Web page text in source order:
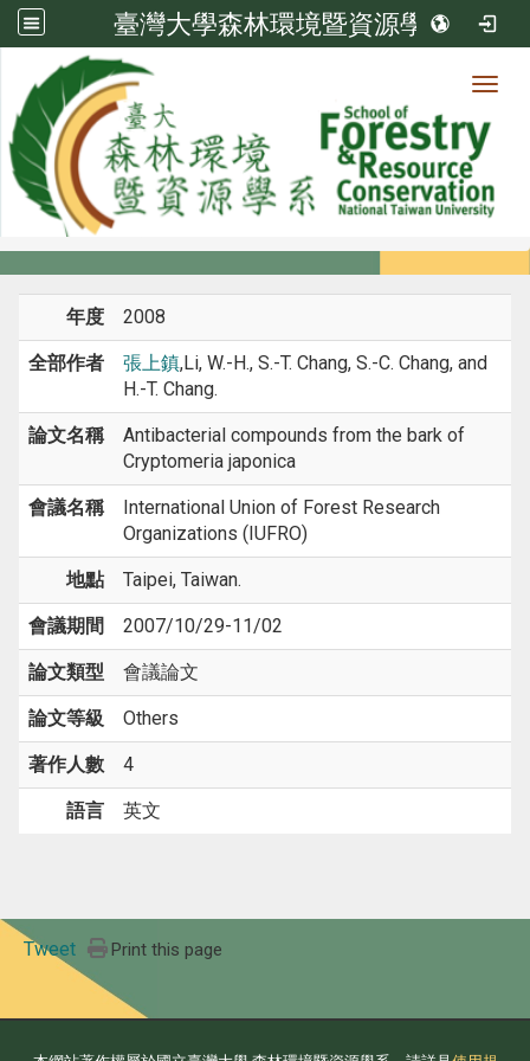
臺灣大學森林環境暨資源學系
系所成員
系所成員
年度 2008
全部作者 張上鎮,Li, W.-H., S.-T. Chang, S.-C. Chang, and
H.-T. Chang.
論文名稱
Antibacterial compounds from the bark of
Cryptomeria japonica
會議名稱
International Union of Forest Research
Organizations (IUFRO)
地點 Taipei, Taiwan.
會議期間 2007/10/29-11/02
論文類型 會議論文
論文等級 Others
著作人數 4
語言 英文
Tweet Print this page